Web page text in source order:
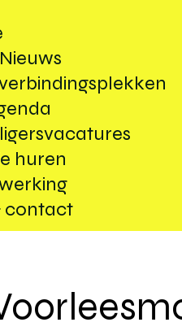
huren
contact